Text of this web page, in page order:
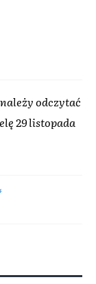
odczytać
29 listopada